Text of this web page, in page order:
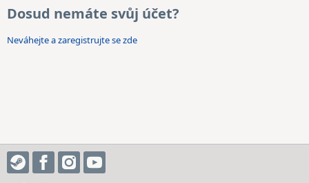
Dosud nemáte svůj účet?
Neváhejte a zaregistrujte se zde